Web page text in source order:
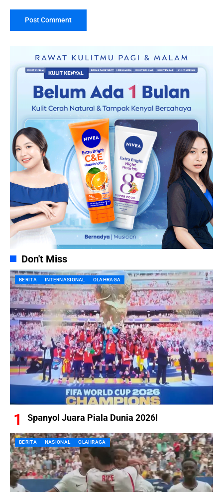
Don't Miss
BERITA INTERNASIONAL OLAHRAGA
Spanyol Juara Piala Dunia 2026!
BERITA NASIONAL OLAHRAGA